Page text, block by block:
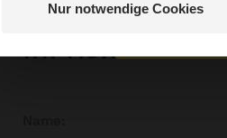
Nur notwendige Cookies
Ihr Kommentar